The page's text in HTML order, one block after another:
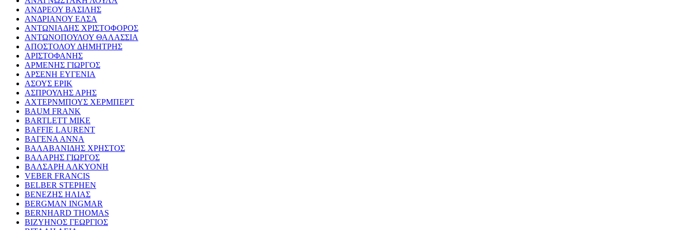
ΑΝΔΡΕΟΥ ΒΑΣΙΛΗΣ
ΑΝΔΡΙΑΝΟΥ ΕΛΣΑ
ΑΝΤΩΝΙΑΔΗΣ ΧΡΙΣΤΟΦΟΡΟΣ
ΑΝΤΩΝΟΠΟΥΛΟΥ ΘΑΛΑΣΣΙΑ
ΑΠΟΣΤΟΛΟΥ ΔΗΜΗΤΡΗΣ
ΑΡΙΣΤΟΦΑΝΗΣ
ΑΡΜΕΝΗΣ ΓΙΩΡΓΟΣ
ΑΡΣΕΝΗ ΕΥΓΕΝΙΑ
ΑΣΟΥΣ ΕΡΙΚ
ΑΣΠΡΟΥΛΗΣ ΑΡΗΣ
ΑΧΤΕΡΝΜΠΟΥΣ ΧΕΡΜΠΕΡΤ
BAUM FRANK
BARTLETT MIKE
BAFFIE LAURENT
ΒΑΓΕΝΑ ΑΝΝΑ
ΒΑΛΑΒΑΝΙΔΗΣ ΧΡΗΣΤΟΣ
ΒΑΛΑΡΗΣ ΓΙΩΡΓΟΣ
ΒΑΛΣΑΡΗ ΑΛΚΥΟΝΗ
VEBER FRANCIS
BELBER STEPHEN
ΒΕΝΕΖΗΣ ΗΛΙΑΣ
BERGMAN INGMAR
BERNHARD THOMAS
ΒΙΖΥΗΝΟΣ ΓΕΩΡΓΙΟΣ